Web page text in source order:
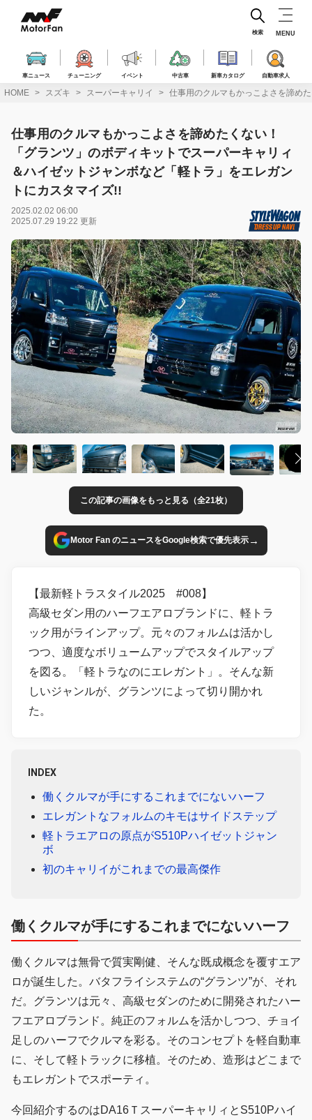
ス
車ニュース チューニング イベント 中古車 新車カタログ 自動車求人
検索 MENU
HOME スズキ スーパーキャリイ 仕事用のクルマもかっこよさを諦め
仕事用のクルマもかっこよさを諦めたくない！
「グランツ」のボディキットでスーパーキャリィ
＆ハイゼットジャンボなど「軽トラ」をエレガン
トにカスタマイズ!!
2025.02.02 06:00
2025.07.29 19:22 更新
この記事の画像をもっと見る（全21枚）
Motor Fan のニュースをGoogle検索で優先表示→
【最新軽トラスタイル2025 #008】
高級セダン用のハーフエアロブランドに、軽トラ
ック用がラインアップ。元々のフォルムは活かし
つつ、適度なボリュームアップでスタイルアップ
を図る。「軽トラなのにエレガント」。そんな新
しいジャンルが、グランツによって切り開かれ
た。
INDEX
働くクルマが手にするこれまでにないハーフ
エレガントなフォルムのキモはサイドステップ
軽トラエアロの原点がS510Pハイゼットジャン
ボ
初のキャリイがこれまでの最高傑作
働くクルマが手にするこれまでにないハーフ
働くクルマは無骨で質実剛健、そんな既成概念を覆すエア
ロが誕生した。バタフライシステムの“グランツ”が、それ
だ。グランツは元々、高級セダンのために開発されたハー
フエアロブランド。純正のフォルムを活かしつつ、チョイ
足しのハーフでクルマを彩る。そのコンセプトを軽自動車
に、そして軽トラックに移植。そのため、造形はどこまで
もエレガントでスポーティ。
今回紹介するのはDA16ＴスーパーキャリィとS510Pハイ